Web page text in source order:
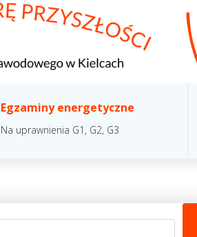
Egzaminy energetyczne
Na uprawnienia G1, G2, G3